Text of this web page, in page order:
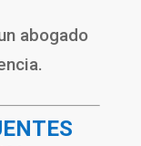
abogado